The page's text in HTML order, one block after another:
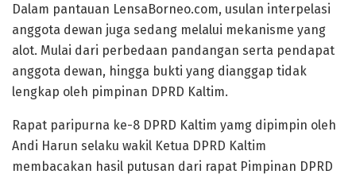
Dalam pantauan LensaBorneo.com, usulan interpelasi
anggota dewan juga sedang melalui mekanisme yang
alot. Mulai dari perbedaan pandangan serta pendapat
anggota dewan, hingga bukti yang dianggap tidak
lengkap oleh pimpinan DPRD Kaltim.
Rapat paripurna ke-8 DPRD Kaltim yamg dipimpin oleh
Andi Harun selaku wakil Ketua DPRD Kaltim
membacakan hasil putusan dari rapat Pimpinan DPRD